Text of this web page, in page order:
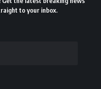
to your inbox.